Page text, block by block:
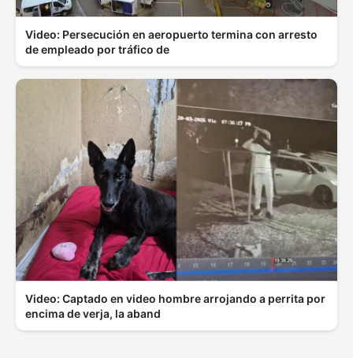
Video: Persecución en aeropuerto termina con arresto
de empleado por tráfico de
Video: Captado en video hombre arrojando a perrita por
encima de verja, la aband